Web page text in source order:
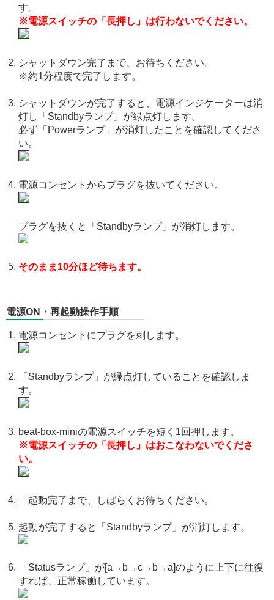
す。
※電源スイッチの「長押し」は行わないでください。
シャットダウン完了まで、お待ちください。
※約1分程度で完了します。
シャットダウンが完了すると、電源インジケーターは消
灯し「Standbyランプ」が緑点灯します。
必ず「Powerランプ」が消灯したことを確認してくださ
い。
電源コンセントからプラグを抜いてください。
プラグを抜くと「Standbyランプ」が消灯します。
そのまま10分ほど待ちます。
電源ON・再起動操作手順
電源コンセントにプラグを刺します。
「Standbyランプ」が緑点灯していることを確認しま
す。
beat-box-miniの電源スイッチを短く1回押します。
※電源スイッチの「長押し」はおこなわないでくださ
い。
「起動完了まで、しばらくお待ちください。
起動が完了すると「Standbyランプ」が消灯します。
「Statusランプ」が[a→b→c→b→a]のように上下に往復
すれば、正常稼働しています。